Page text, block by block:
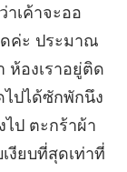
เค้าจะออ
ดค่ะ ประมาณ
ห้องเราอยู่ติด
ไปได้ซักพักนึง
ป ตะกร้าผ้า
งียบที่สุดเท่าที่